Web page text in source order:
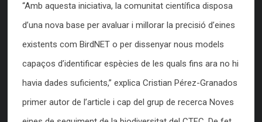
“Amb aquesta iniciativa, la comunitat científica disposa
d’una nova base per avaluar i millorar la precisió d’eines
existents com BirdNET o per dissenyar nous models
capaços d’identificar espècies de les quals fins ara no hi
havia dades suficients,” explica Cristian Pérez-Granados
primer autor de l’article i cap del grup de recerca Noves